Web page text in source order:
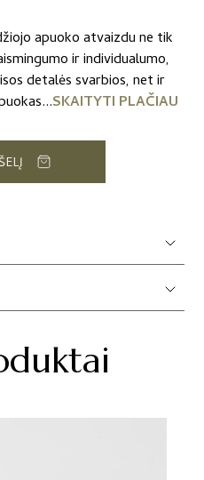
apuoko atvaizdu ne tik
ir individualumo,
detalės svarbios, net ir
SKAITYTI PLAČIAU